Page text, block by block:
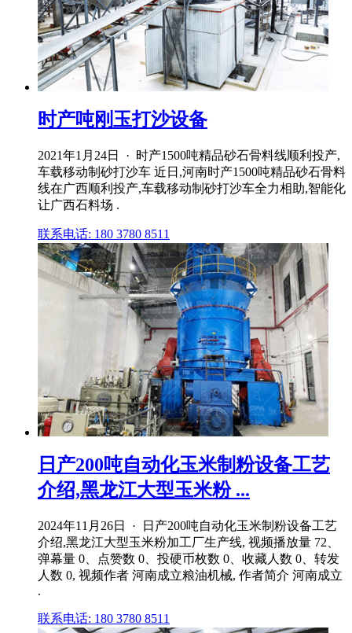
时产吨刚玉打沙设备
2021年1月24日 · 时产1500吨精品砂石骨料线顺利投产,
车载移动制砂打沙车 近日,河南时产1500吨精品砂石骨料
线在广西顺利投产,车载移动制砂打沙车全力相助,智能化
让广西石料场 .
联系电话: 180 3780 8511
日产200吨自动化玉米制粉设备工艺
介绍,黑龙江大型玉米粉 ...
2024年11月26日 · 日产200吨自动化玉米制粉设备工艺
介绍,黑龙江大型玉米粉加工厂生产线, 视频播放量 72、
弹幕量 0、点赞数 0、投硬币枚数 0、收藏人数 0、转发
人数 0, 视频作者 河南成立粮油机械, 作者简介 河南成立
.
联系电话: 180 3780 8511